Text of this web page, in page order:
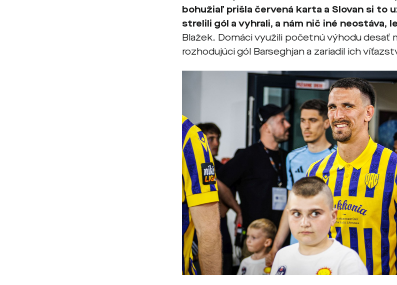
bohužiaľ prišla červená karta a Slovan si to
strelili gól a vyhrali, a nám nič iné neostáva,
Blažek. Domáci využili početnú výhodu
rozhodujúci gól Barseghjan a zariadil ich